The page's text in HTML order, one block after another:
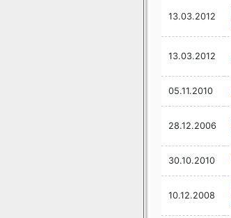
13.03.2012
13.03.2012
05.11.2010
28.12.2006
30.10.2010
10.12.2008